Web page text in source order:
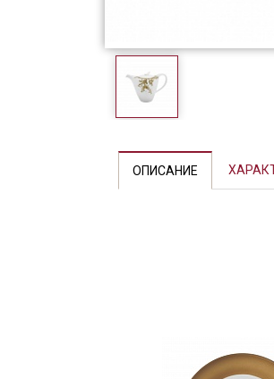
ОПИСАНИЕ